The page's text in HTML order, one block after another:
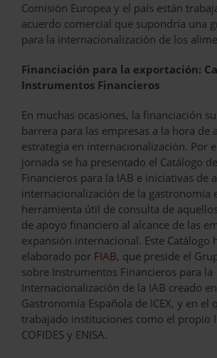
Comisión Europea y el país están
acuerdo comercial que supondría una
para la internacionalización de los
Financiación para la exportación:
Instrumentos Financieros
En muchas ocasiones, la financiación
barrera para las empresas a la hora de
estrategia en internacionalización. Por
jornada se ha presentado el Catálogo
Financieros para la IAB e iniciativas de
internacionalización de la gastronomía
herramienta útil de consulta de
de apoyo financiero al alcance de las
expansión internacional. Este Catálogo
elaborado por FIAB, que preside el
sobre Instrumentos Financieros para la
Internacionalización de la IAB creado
Gastronomía Española de ICEX, y en el
trabajado instituciones como el propio
COFIDES y ENISA.